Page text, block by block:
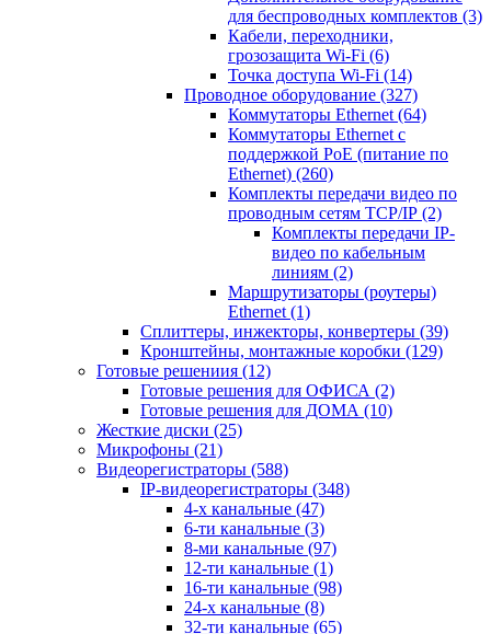
для беспроводных комплектов (3)
Кабели, переходники,
грозозащита Wi-Fi (6)
Точка доступа Wi-Fi (14)
Проводное оборудование (327)
Коммутаторы Ethernet (64)
Коммутаторы Ethernet с
поддержкой PoE (питание по
Ethernet) (260)
Комплекты передачи видео по
проводным сетям TCP/IP (2)
Комплекты передачи IP-
видео по кабельным
линиям (2)
Маршрутизаторы (роутеры)
Ethernet (1)
Сплиттеры, инжекторы, конвертеры (39)
Кронштейны, монтажные коробки (129)
Готовые решениия (12)
Готовые решения для ОФИСА (2)
Готовые решения для ДОМА (10)
Жесткие диски (25)
Микрофоны (21)
Видеорегистраторы (588)
IP-видеорегистраторы (348)
4-х канальные (47)
6-ти канальные (3)
8-ми канальные (97)
12-ти канальные (1)
16-ти канальные (98)
24-х канальные (8)
32-ти канальные (65)